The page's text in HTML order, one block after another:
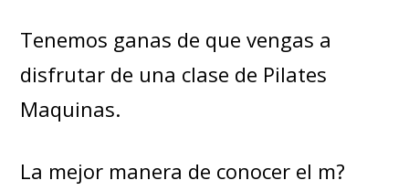
Tenemos ganas de que vengas a
disfrutar de una clase de Pilates
Maquinas.
La mejor manera de conocer el m?